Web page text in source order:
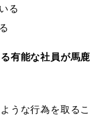
る
有能な社員が馬鹿
うな行為を取るこ